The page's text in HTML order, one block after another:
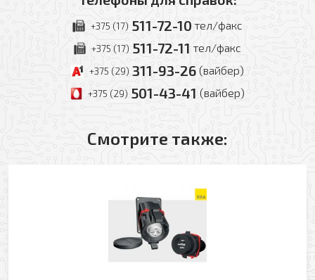
+375 (17) 511-72-10 тел/факс
+375 (17) 511-72-11 тел/факс
+375 (29) 311-93-26 (вайбер)
+375 (29) 501-43-41 (вайбер)
Смотрите также:
Оформить заявку
Ваше имя
Ваш телефон